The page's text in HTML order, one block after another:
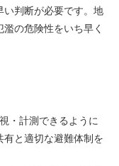
い判断が必要です。地
の危険性をいち早く
・計測できるように
有と適切な避難体制を